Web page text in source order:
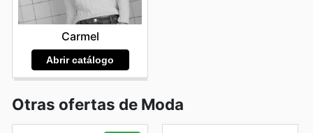
Carmel
Abrir catálogo
Otras ofertas de Moda